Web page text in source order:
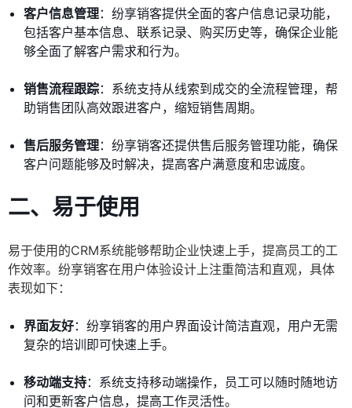
客户信息管理：纷享销客提供全面的客户信息记录功能，
包括客户基本信息、联系记录、购买历史等，确保企业能
够全面了解客户需求和行为。
销售流程跟踪：系统支持从线索到成交的全流程管理，帮
助销售团队高效跟进客户，缩短销售周期。
售后服务管理：纷享销客还提供售后服务管理功能，确保
客户问题能够及时解决，提高客户满意度和忠诚度。
二、 易于使用
易于使用的CRM系统能够帮助企业快速上手，提高员工的工
作效率。纷享销客在用户体验设计上注重简洁和直观，具体
表现如下：
界面友好：纷享销客的用户界面设计简洁直观，用户无需
复杂的培训即可快速上手。
移动端支持：系统支持移动端操作，员工可以随时随地访
问和更新客户信息，提高工作灵活性。